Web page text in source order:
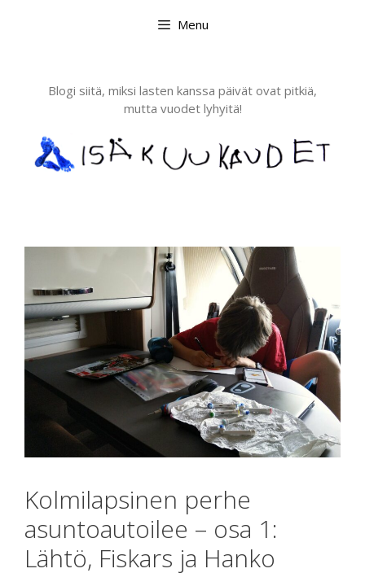
Menu
Blogi siitä, miksi lasten kanssa päivät ovat pitkiä,
mutta vuodet lyhyitä!
Kolmilapsinen perhe
asuntoautoilee – osa 1:
Lähtö, Fiskars ja Hanko